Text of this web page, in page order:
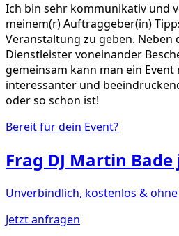
Ich bin sehr kommunikativ und
meinem(r) Auftraggeber(in)
Veranstaltung zu geben. Neben
Dienstleister voneinander
gemeinsam kann man ein Event
interessanter und
oder so schon ist!
Bereit für dein Event?
Frag DJ Martin Bade
Unverbindlich, kostenlos &
Jetzt anfragen